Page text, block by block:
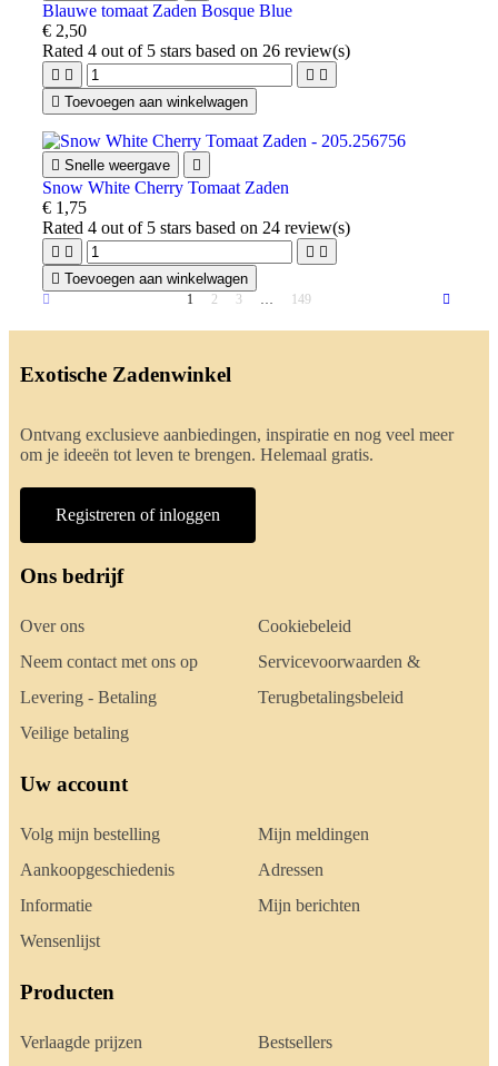
Blauwe tomaat Zaden Bosque Blue
€ 2,50
Rated4 out of 5 stars based on 26 review(s)
   
 Toevoegen aan winkelwagen
 Snelle weergave 
Snow White Cherry Tomaat Zaden
€ 1,75
Rated4 out of 5 stars based on 24 review(s)
   
 Toevoegen aan winkelwagen
1 2 3 … 149
Exotische Zadenwinkel
Ontvang exclusieve aanbiedingen, inspiratie en nog veel meer
om je ideeën tot leven te brengen. Helemaal gratis.
Registreren of inloggen
Ons bedrijf
Over ons
Neem contact met ons op
Levering - Betaling
Veilige betaling
Cookiebeleid
Servicevoorwaarden &
Terugbetalingsbeleid
Uw account
Volg mijn bestelling
Aankoopgeschiedenis
Informatie
Wensenlijst
Mijn meldingen
Adressen
Mijn berichten
Producten
Verlaagde prijzen Bestsellers